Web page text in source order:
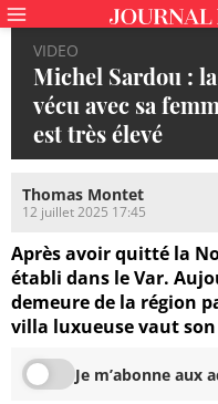
VIDEO
Michel Sardou :
vécu avec sa
est très élevé
Thomas Montet
12 juillet 2025 17:45
Après avoir quitté la
établi dans le Var.
demeure de la région
villa luxueuse vaut
Je m’abonne aux